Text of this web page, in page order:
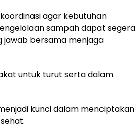
agar kebutuhan
sampah dapat segera
jawab bersama menjaga
untuk turut serta dalam
kunci dalam menciptakan